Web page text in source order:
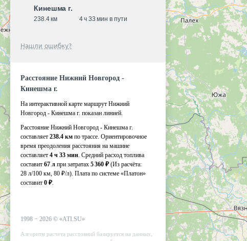
Кинешма г.
238.4 км 4 ч 33 мин в пути
Нашли ошибку?
Расстояние Нижний Новгород -
Кинешма г.
На интерактивной карте маршрут Нижний
Новгород - Кинешма г. показан линией.
Расстояние Нижний Новгород - Кинешма г.
составляет 238.4 км по трассе. Ориентировочное
время преодоления расстояния на машине
составляет 4 ч 33 мин. Средний расход топлива
составит 67 л при затратах 5 360 ₽ (Из расчёта:
28 л/100 км, 80 ₽/л). Плата по системе «Платон»
составит 0 ₽.
1998 − 2026 © «ATI.SU»
Алгоритм расчета расстояний базируется на данных,